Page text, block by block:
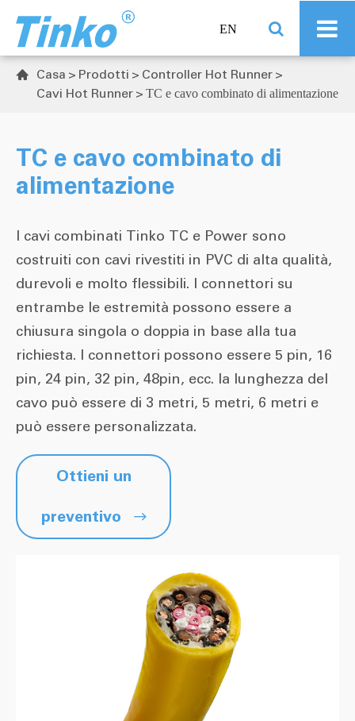
EN
 Casa Prodotti
Controller Hot Runner
Cavi Hot Runner
TC e cavo combinato di alimentazione
TC e cavo combinato di
alimentazione
I cavi combinati Tinko TC e Power sono
costruiti con cavi rivestiti in PVC di alta qualità,
durevoli e molto flessibili. I connettori su
entrambe le estremità possono essere a
chiusura singola o doppia in base alla tua
richiesta. I connettori possono essere 5 pin, 16
pin, 24 pin, 32 pin, 48pin, ecc. la lunghezza del
cavo può essere di 3 metri, 5 metri, 6 metri e
può essere personalizzata.
Ottieni un
preventivo 